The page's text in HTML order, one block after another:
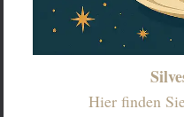
Hier finden